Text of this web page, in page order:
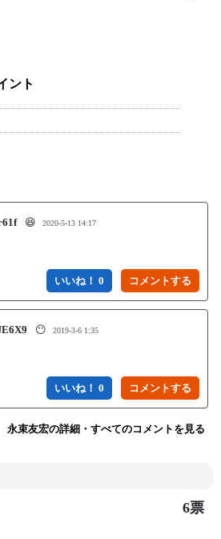
ント
😆 2020-5-13 14:17
いいね！ 0
😶 2019-3-6 1:35
いいね！ 0
永束友宏の詳細・すべてのコメントを見る
6票